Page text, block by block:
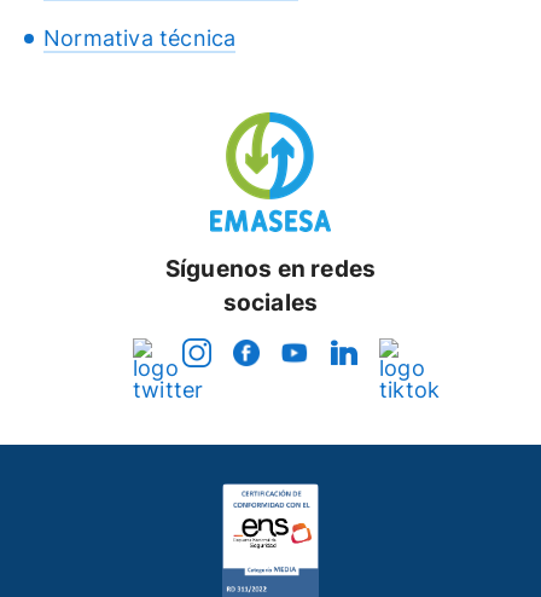
Normativa técnica
Síguenos en redes
sociales